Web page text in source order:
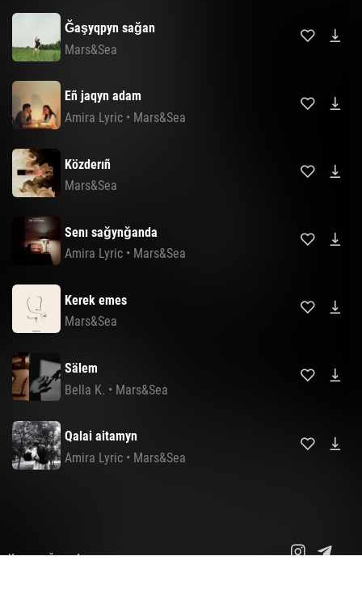
Ğaşyqpyn sağan
Mars&Sea
Eñ jaqyn adam
Amira Lyric • Mars&Sea
Közderıñ
Mars&Sea
Senı sağynğanda
Amira Lyric • Mars&Sea
Kerek emes
Mars&Sea
Sälem
Bella K. • Mars&Sea
Qalai aitamyn
Amira Lyric • Mars&Sea
Карта сайта
Авторские права